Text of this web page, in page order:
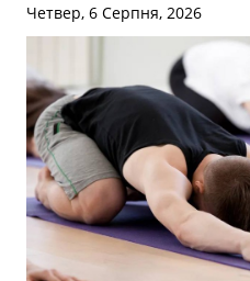
Четвер, 6 Серпня, 2026